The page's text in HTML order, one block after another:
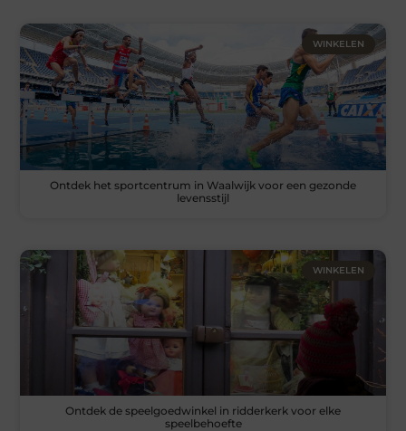
WINKELEN
Ontdek het sportcentrum in Waalwijk voor een gezonde
levensstijl
WINKELEN
Ontdek de speelgoedwinkel in ridderkerk voor elke
speelbehoefte